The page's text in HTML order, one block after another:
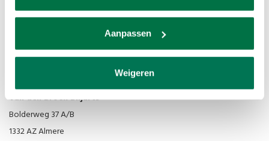
Aanpassen
Weigeren
Van den Broek Biljarts staat voor kwaliteit, vakmanschap en service.
Van den Broek Biljarts
Bolderweg 37 A/B
1332 AZ Almere